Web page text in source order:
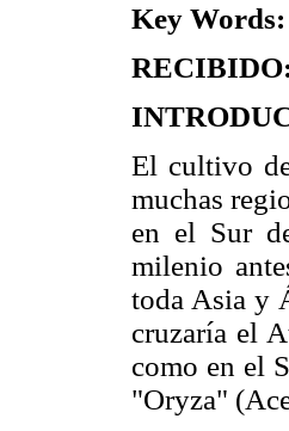
Key Words:
RECIBIDO:
El cultivo
muchas
en el Sur
milenio
toda Asia y
cruzaría el
como en el
"Oryza"